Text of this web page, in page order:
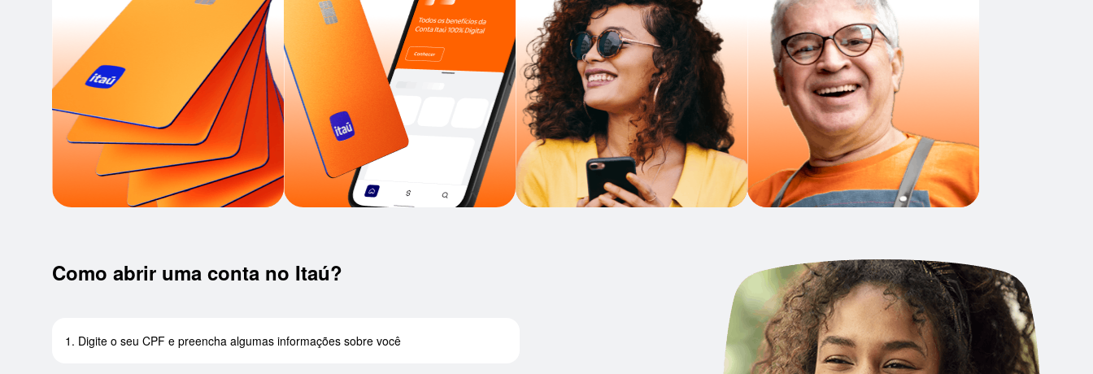
Como abrir uma conta no Itaú?
1. Digite o seu CPF e preencha algumas informações sobre você